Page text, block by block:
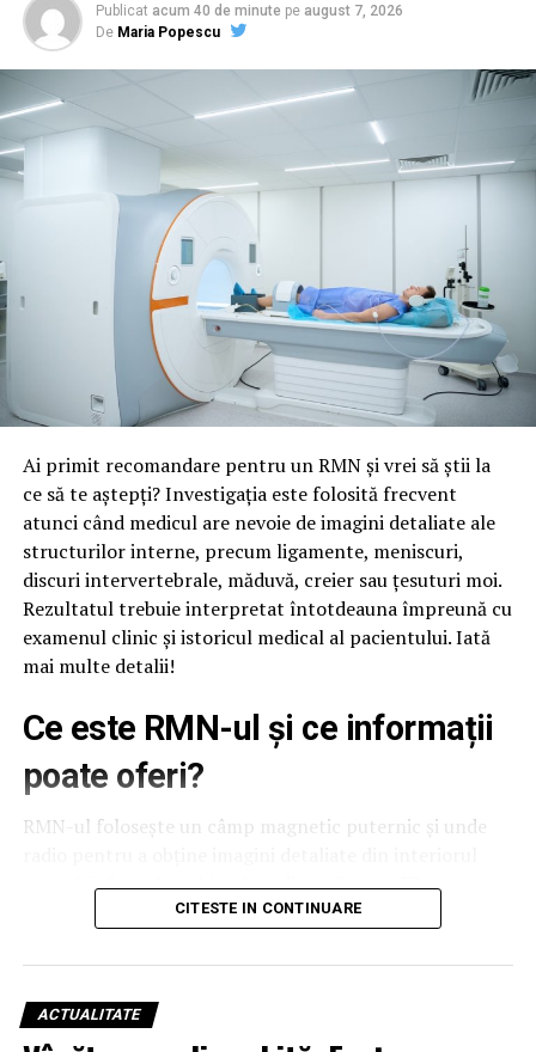
Publicat acum 40 de minute pe august 7, 2026
De Maria Popescu
Ai primit recomandare pentru un RMN și vrei să știi la
ce să te aștepți? Investigația este folosită frecvent
atunci când medicul are nevoie de imagini detaliate ale
structurilor interne, precum ligamente, meniscuri,
discuri intervertebrale, măduvă, creier sau țesuturi moi.
Rezultatul trebuie interpretat întotdeauna împreună cu
examenul clinic și istoricul medical al pacientului. Iată
mai multe detalii!
Ce este RMN-ul și ce informații
poate oferi?
RMN-ul folosește un câmp magnetic puternic și unde
corpului. Spre deosebire de radiografie sau CT, acesta nu
utilizează radiații ionizante, motiv pentru care este
de indicația specialistului.
Pentru persoanele care au anxietate în spații închise sau
CITESTE IN CONTINUARE
ACTUALITATE